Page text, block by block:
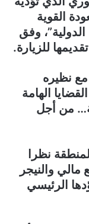
القوية
وفق
للزيارة.
نظيره
الهامة
من أجل
نظرا
مالي والنيجر
الرئيسي